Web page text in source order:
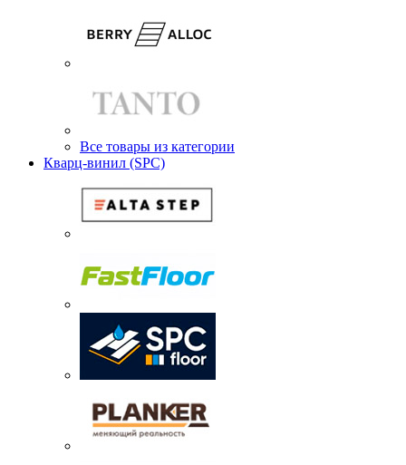
Все товары из категории
Кварц-винил (SPC)